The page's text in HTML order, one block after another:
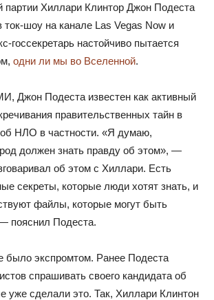
партии Хиллари Клинтор Джон Подеста
ток-шоу на канале Las Vegas Now и
госсекретарь настойчиво пытается
одни ли мы во Вселенной.
Джон Подеста известен как активный
правительственных тайн в
НЛО в частности. «Я думаю,
должен знать правду об этом», —
об этом с Хиллари. Есть
секреты, которые люди хотят знать, и
файлы, которые могут быть
пояснил Подеста.
было экспромтом. Ранее Подеста
спрашивать своего кандидата об
уже сделали это. Так, Хиллари Клинтон